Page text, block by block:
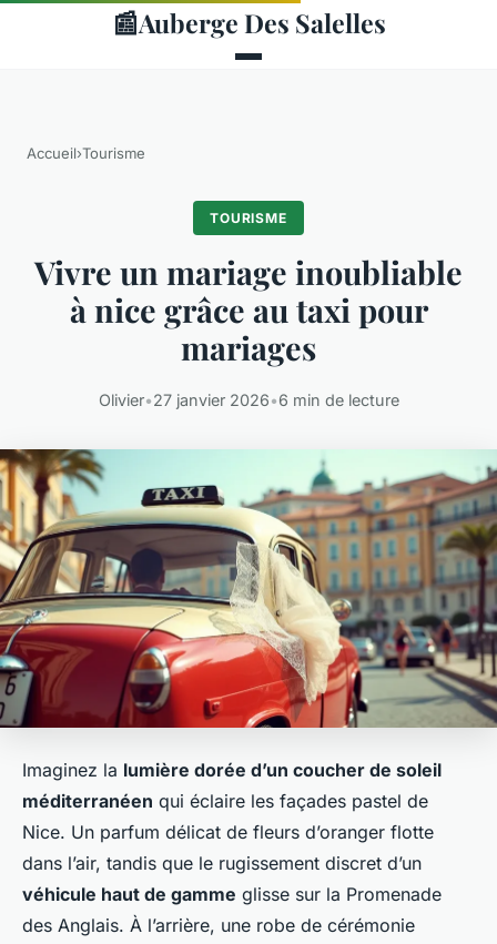
📰Auberge Des Salelles
Accueil›Tourisme
TOURISME
Vivre un mariage inoubliable
à nice grâce au taxi pour
mariages
Olivier•27 janvier 2026•6 min de lecture
Imaginez la lumière dorée d’un coucher de soleil
méditerranéen qui éclaire les façades pastel de
Nice. Un parfum délicat de fleurs d’oranger flotte
dans l’air, tandis que le rugissement discret d’un
véhicule haut de gamme glisse sur la Promenade
des Anglais. À l’arrière, une robe de cérémonie